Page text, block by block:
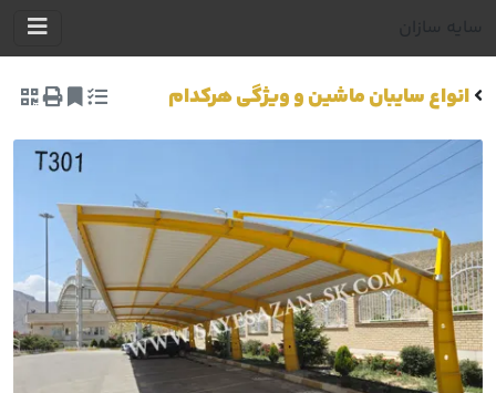
سایه سازان
انواع سایبان ماشین و ویژگی هرکدام